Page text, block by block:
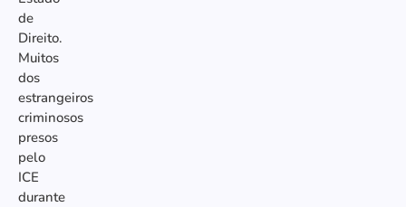
de
Direito.
Muitos
dos
estrangeiros
criminosos
presos
pelo
ICE
durante